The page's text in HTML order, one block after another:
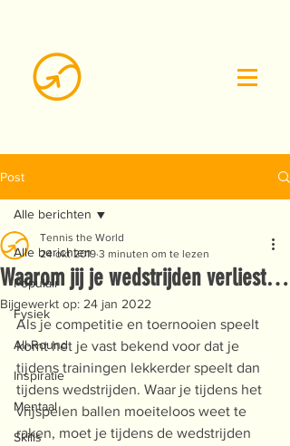
Post
Alle berichten
Populair
Fysiek
All-Round
Inspiratie
Mentaal
Skills
Alle berichten
Waarom jij je wedstrijden verliest…
Tennis the World
24 okt 2019 3 minuten om te lezen
Bijgewerkt op: 24 jan 2022
Als je competitie en toernooien speelt
komt het je vast bekend voor dat je
tijdens trainingen lekkerder speelt dan
tijdens wedstrijden. Waar je tijdens het
vrijspelen ballen moeiteloos weet te
raken, moet je tijdens de wedstrijden